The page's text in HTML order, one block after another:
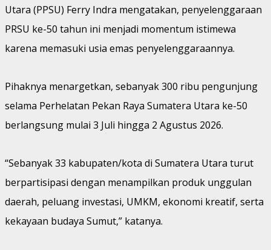
Utara (PPSU) Ferry Indra mengatakan, penyelenggaraan
PRSU ke-50 tahun ini menjadi momentum istimewa
karena memasuki usia emas penyelenggaraannya.
Pihaknya menargetkan, sebanyak 300 ribu pengunjung
selama Perhelatan Pekan Raya Sumatera Utara ke-50
berlangsung mulai 3 Juli hingga 2 Agustus 2026.
“Sebanyak 33 kabupaten/kota di Sumatera Utara turut
berpartisipasi dengan menampilkan produk unggulan
daerah, peluang investasi, UMKM, ekonomi kreatif, serta
kekayaan budaya Sumut,” katanya.